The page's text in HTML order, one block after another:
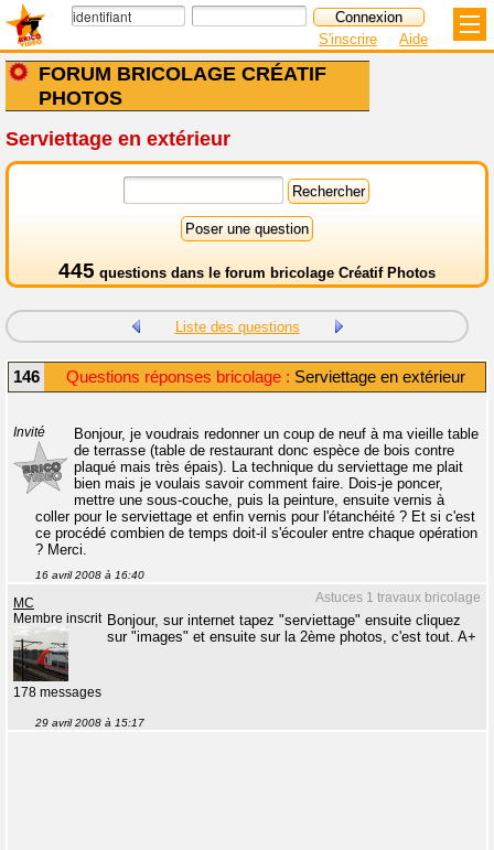
FORUM BRICOLAGE CRÉATIF
PHOTOS
S'inscrire Aide
Serviettage en extérieur
445 questions dans le forum bricolage Créatif Photos
Liste des questions
146 Questions réponses bricolage : Serviettage en extérieur
Invité
Bonjour, je voudrais redonner un coup de neuf à ma vieille table
de terrasse (table de restaurant donc espèce de bois contre
plaqué mais très épais). La technique du serviettage me plait
bien mais je voulais savoir comment faire. Dois-je poncer,
mettre une sous-couche, puis la peinture, ensuite vernis à
coller pour le serviettage et enfin vernis pour l'étanchéité ? Et si c'est
ce procédé combien de temps doit-il s'écouler entre chaque opération
? Merci.
16 avril 2008 à 16:40
Astuces 1 travaux bricolage
MC
Membre inscrit
178 messages
Bonjour, sur internet tapez "serviettage" ensuite cliquez
sur "images" et ensuite sur la 2ème photos, c'est tout. A+
29 avril 2008 à 15:17